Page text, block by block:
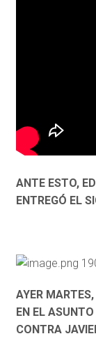
ANTE ESTO,
ENTREGÓ EL
AYER
EN EL
CONTRA